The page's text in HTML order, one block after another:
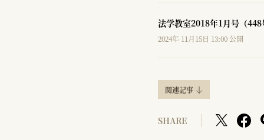
法学教室2018年1月号（448
2024年 11月15日 13:00 公開
関連記事
SHARE